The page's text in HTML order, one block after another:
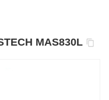
MAS830L